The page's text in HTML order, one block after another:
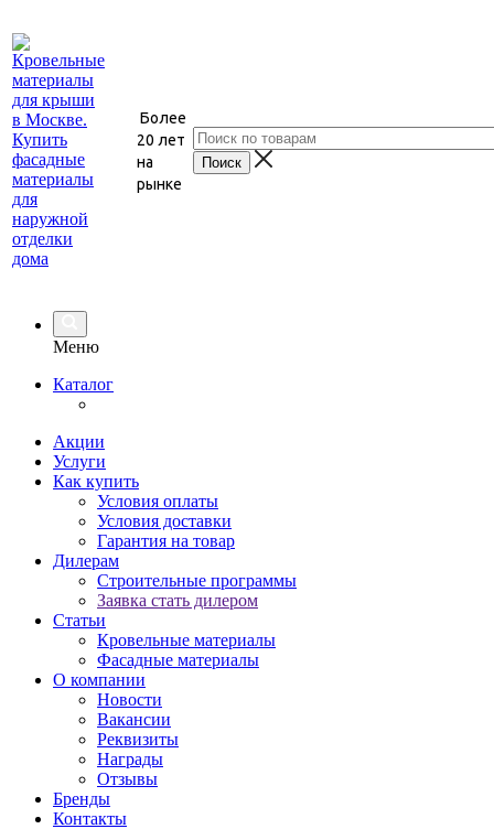
Более
20 лет
на
рынке
Меню
Каталог
Акции
Услуги
Как купить
Условия оплаты
Условия доставки
Гарантия на товар
Дилерам
Строительные программы
Заявка стать дилером
Статьи
Кровельные материалы
Фасадные материалы
О компании
Новости
Вакансии
Реквизиты
Награды
Отзывы
Бренды
Контакты